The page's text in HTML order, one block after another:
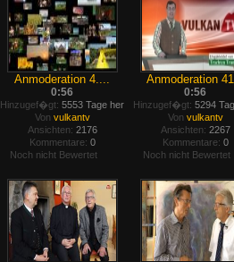
Anmoderation 4....
0:56
Hinzugef�gt: 5553 Tage her
Von vulkantv
Ansichten: 2176
Kommentare: 0
Noch nicht Bewertet
Anmoderation
0:56
Hinzugef�gt: 5294
Von vulkantv
Ansichten: 2267
Kommentare: 0
Noch nicht Bewertet